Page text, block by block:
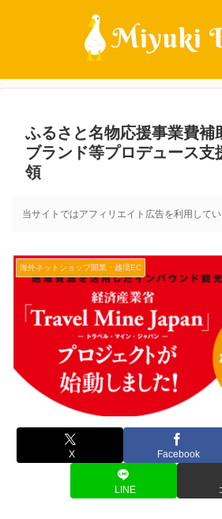
ふるさと名物応援事業費補
ブランド等プロデュース支
領
当サイトではアフィリエイト広告を利用してい
海外ネットショップ開業・越境EC
X Facebook
LINE